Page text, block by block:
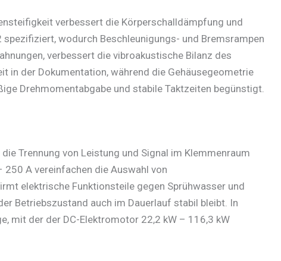
verbessert die Körperschalldämpfung und
wodurch Beschleunigungs- und Bremsrampen
verbessert die vibroakustische Bilanz des
in der Dokumentation, während die Gehäusegeometrie
Drehmomentabgabe und stabile Taktzeiten begünstigt.
Trennung von Leistung und Signal im Klemmenraum
A vereinfachen die Auswahl von
elektrische Funktionsteile gegen Sprühwasser und
Betriebszustand auch im Dauerlauf stabil bleibt. In
mit der der DC-Elektromotor 22,2 kW – 116,3 kW